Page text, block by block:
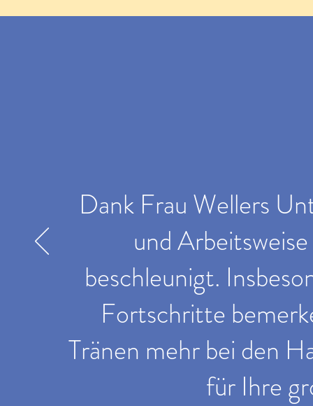
Dank Frau Wellers
und
beschleunigt.
Fortschritte
Tränen mehr bei den
für Ihre